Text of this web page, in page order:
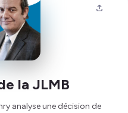
la JLMB
analyse une décision de